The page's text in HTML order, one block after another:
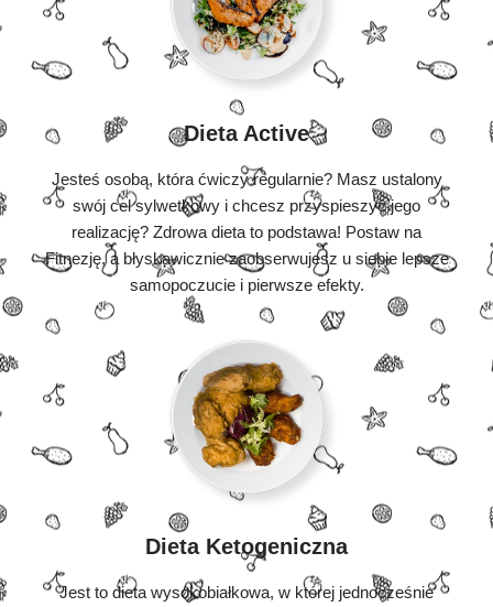
Dieta Active
Jesteś osobą, która ćwiczy regularnie? Masz ustalony
swój cel sylwetkowy i chcesz przyspieszyć jego
realizację? Zdrowa dieta to podstawa! Postaw na
Fitnezję, a błyskawicznie zaobserwujesz u siebie lepsze
samopoczucie i pierwsze efekty.
Dieta Ketogeniczna
Jest to dieta wysokobiałkowa, w której jednocześnie